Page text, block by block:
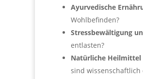
Ayurvedische
Wohlbefinden?
Stressbewältigung
entlasten?
Natürliche Heilmittel
sind